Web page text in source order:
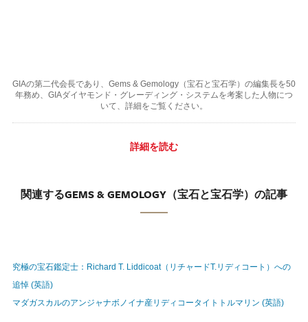
GIAの第二代会長であり、Gems & Gemology（宝石と宝石学）の編集長を50
年務め、GIAダイヤモンド・グレーディング・システムを考案した人物につ
いて、詳細をご覧ください。
詳細を読む
関連するGEMS & GEMOLOGY（宝石と宝石学）の記事
究極の宝石鑑定士：Richard T. Liddicoat（リチャードT.リディコート）への
追悼 (英語)
マダガスカルのアンジャナボノイナ産リディコータイトトルマリン (英語)